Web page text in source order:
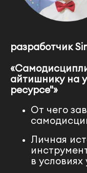
разработчик
айтишнику на
ресурсе"»
От чего
Личная
в